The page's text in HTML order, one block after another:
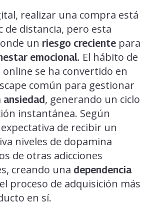
realizar una compra está
de distancia, pero esta
un riesgo crecientepara
emocional. El hábito de
online se ha convertido en
común para gestionar
ansiedad, generando un ciclo
instantánea. Según
de recibir un
niveles de dopamina
de otras adicciones
creando una dependencia
proceso de adquisición más
en sí.